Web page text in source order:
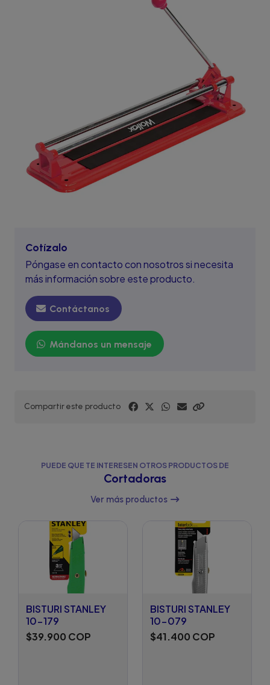
Cotízalo
Póngase en contacto con nosotros si necesita
más información sobre este producto.
Contáctanos
Mándanos un mensaje
Compartir este producto
PUEDE QUE TE INTERESEN OTROS PRODUCTOS DE
Cortadoras
Ver más productos
BISTURI STANLEY
10-179
$39.900 COP
BISTURI STANLEY
10-079
$41.400 COP